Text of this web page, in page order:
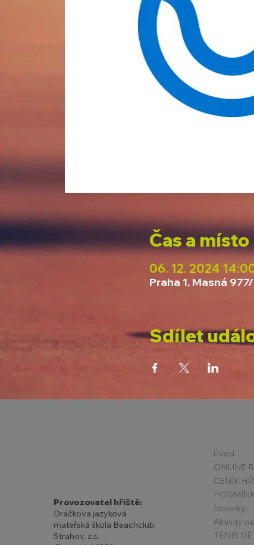
Čas a místo
06. 12. 2024
Praha 1, Masná
Sdílet
Provozovatel hřiště:
Dráčkova jazyková
mateřská škola Beachclub
Strahov, z.s.
Úvod
ONLINE
CENÍK
Novinky
Aktivity